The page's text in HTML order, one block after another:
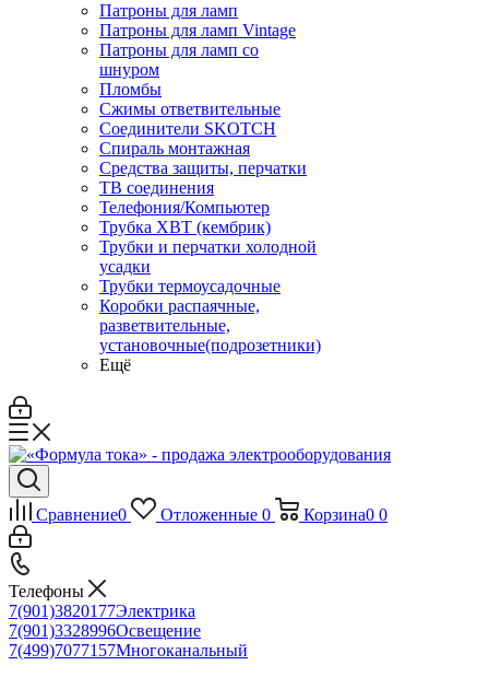
Патроны для ламп
Патроны для ламп Vintage
Патроны для ламп со
шнуром
Пломбы
Сжимы ответвительные
Соединители SKOTCH
Спираль монтажная
Средства защиты, перчатки
ТВ соединения
Телефония/Компьютер
Трубка ХВТ (кембрик)
Трубки и перчатки холодной
усадки
Трубки термоусадочные
Коробки распаячные,
разветвительные,
установочные(подрозетники)
Ещё
Сравнение0 Отложенные 0 Корзина0 0
Телефоны
7(901)3820177Электрика
7(901)3328996Освещение
7(499)7077157Многоканальный